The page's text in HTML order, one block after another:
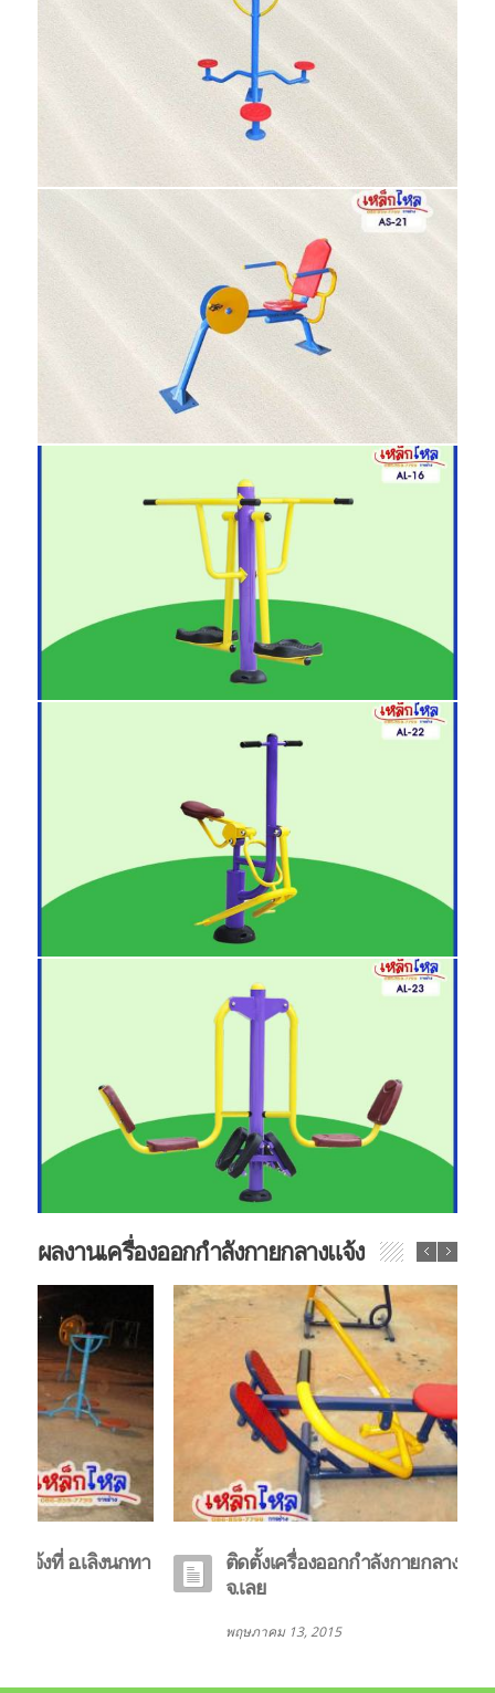
AS
AS-20 เครื่องบิดเอวสามทาง
AS
AS-21 เครื่องเอนปั่่นจักรยาน
AS
AL-16 เครื่องลูกตุ้มแกว้งตัว
AL-22 เครื่องบริหารกล้ามเนื้อ-ขา-ข้างลำตัว
AL-23 เครื่องบริหารขา-ข้อเท้า
AL
ผลงานเครื่องออกกำลังกายกลางแจ้ง
ติดตั้งเครื่องออกกำลังกายกลางแจ้งที่ อ.ด่านซ้าย